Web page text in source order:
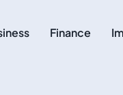
Finance